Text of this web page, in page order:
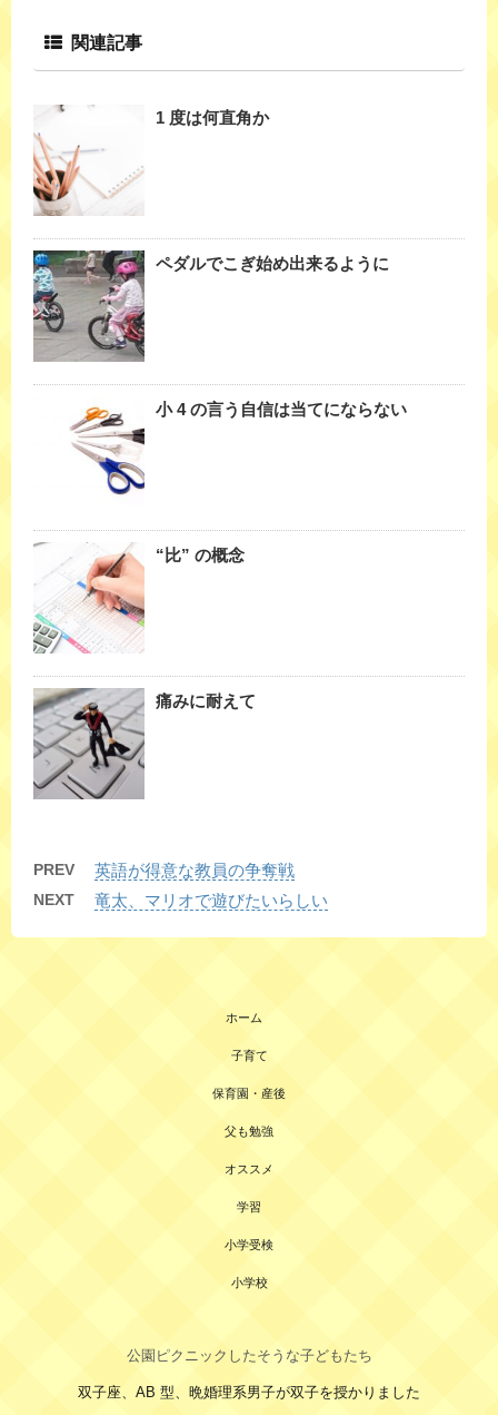
関連記事
1 度は何直角か
ペダルでこぎ始め出来るように
小 4 の言う自信は当てにならない
“比” の概念
痛みに耐えて
PREV 英語が得意な教員の争奪戦
NEXT 竜太、マリオで遊びたいらしい
ホーム
子育て
保育園・産後
父も勉強
オススメ
学習
小学受検
小学校
公園ピクニックしたそうな子どもたち
双子座、AB 型、晩婚理系男子が双子を授かりました